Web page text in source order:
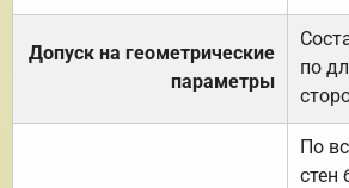
Допуск на геометрические
параметры
по
По
стен